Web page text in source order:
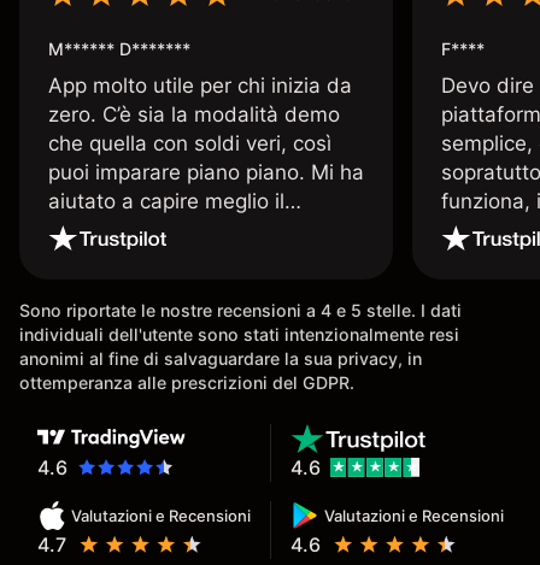
M****** D*******
App molto utile per chi inizia da
zero. C’è sia la modalità demo
che quella con soldi veri, così
puoi imparare piano piano. Mi ha
aiutato a capire meglio il
trading. La consiglio a chi parte
senza esperienza.
F****
Devo
funziona,
Davide e'
spiega
Sono riportate le nostre recensioni a 4 e 5 stelle. I dati
individuali dell'utente sono stati intenzionalmente resi
anonimi al fine di salvaguardare la sua privacy, in
ottemperanza alle prescrizioni del GDPR.
4.6
Valutazioni e Recensioni
4.7
Valutazioni e Recensioni
4.6
4.6